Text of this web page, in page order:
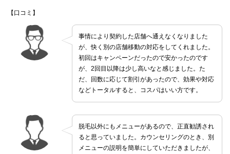
【口コミ】
事情により契約した店舗へ通えなくなりました
が、快く別の店舗移動の対応をしてくれました。
初回はキャンペーンだったので安かったのです
が、2回目以降は少し高いなと感じました。た
だ、回数に応じて割引があったので、効果や対応
などトータルすると、コスパはいい方です。
脱毛以外にもメニューがあるので、正直勧誘され
ると思っていました。カウンセリングのとき、別
メニューの説明を簡単にしていただきましたが、